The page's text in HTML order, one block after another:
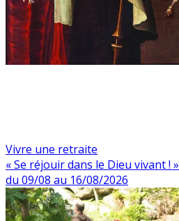
Vivre une retraite
« Se réjouir dans le Dieu vivant !
du 09/08 au 16/08/2026